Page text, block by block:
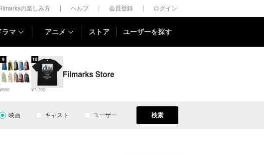
の楽しみ方 ヘルプ 会員登録 ログイン
ラマ アニメ ストア ユーザーを探す
¥880
9
¥7,700
10
映画 キャスト ユーザー 検索